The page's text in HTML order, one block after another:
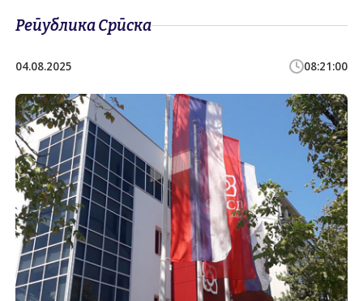
Република Српска
04.08.2025 08:21:00